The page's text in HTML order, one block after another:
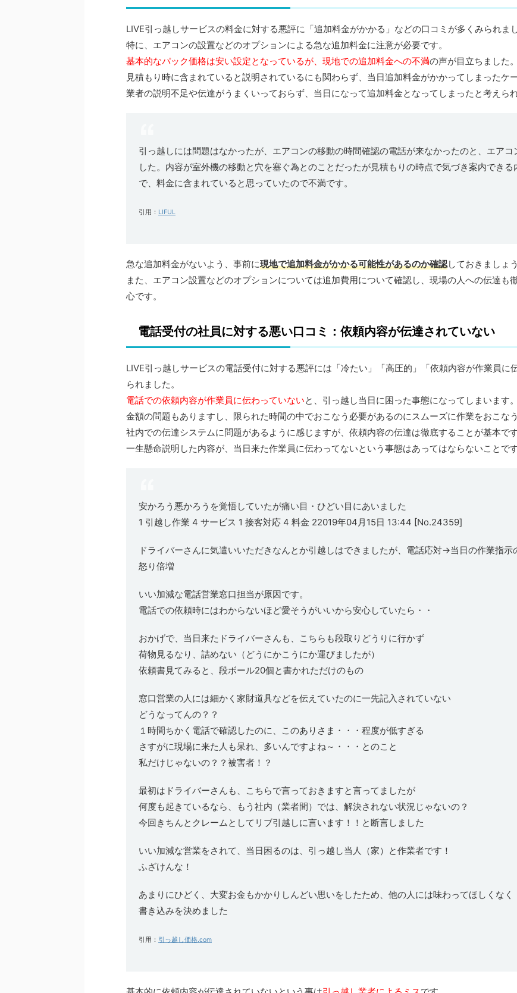
LIVE引っ越しサービスの料金に対する悪評に「追加料金がかかる」などの口コミが多くみられまし
特に、エアコンの設置などのオプションによる急な追加料金に注意が必要です。
基本的なパック価格は安い設定となっているが、現地での追加料金への不満の声が目立ちました。
見積もり時に含まれていると説明されているにも関わらず、当日追加料金がかかってしまったケ
業者の説明不足や伝達がうまくいっておらず、当日になって追加料金となってしまったと考えられ
引っ越しには問題はなかったが、エアコンの移動の時間確認の電話が来なかったのと、エア
した。内容が室外機の移動と穴を塞ぐ為とのことだったが見積もりの時点で気づき案内でき
で、料金に含まれていると思っていたので不満です。
引用： LIFUL
急な追加料金がないよう、事前に現地で追加料金がかかる可能性があるのか確認しておきましょう
また、エアコン設置などのオプションについては追加費用について確認し、現場の人への伝達も
心です。
電話受付の社員に対する悪い口コミ：依頼内容が伝達されていない
LIVE引っ越しサービスの電話受付に対する悪評には「冷たい」「高圧的」「依頼内容が作業員に
られました。
電話での依頼内容が作業員に伝わっていないと、引っ越し当日に困った事態になってしまいます。
金額の問題もありますし、限られた時間の中でおこなう必要があるのにスムーズに作業をおこな
社内での伝達システムに問題があるように感じますが、依頼内容の伝達は徹底することが基本です
一生懸命説明した内容が、当日来た作業員に伝わってないという事態はあってはならないことです
安かろう悪かろうを覚悟していたが痛い目・ひどい目にあいました
1 引越し作業 4 サービス 1 接客対応 4 料金 22019年04月15日 13:44 [No.24359]
ドライバーさんに気遣いいただきなんとか引越しはできましたが、電話応対→当日の作業指示
怒り倍増
いい加減な電話営業窓口担当が原因です。
電話での依頼時にはわからないほど愛そうがいいから安心していたら・・
おかげで、当日来たドライバーさんも、こちらも段取りどうりに行かず
荷物見るなり、詰めない（どうにかこうにか運びましたが）
依頼書見てみると、段ボール20個と書かれただけのもの
窓口営業の人には細かく家財道具などを伝えていたのに一先記入されていない
どうなってんの？？
１時間ちかく電話で確認したのに、このありさま・・・程度が低すぎる
さすがに現場に来た人も呆れ、多いんですよね～・・・とのこと
私だけじゃないの？？被害者！？
最初はドライバーさんも、こちらで言っておきますと言ってましたが
何度も起きているなら、もう社内（業者間）では、解決されない状況じゃないの？
今回きちんとクレームとしてリブ引越しに言います！！と断言しました
いい加減な営業をされて、当日困るのは、引っ越し当人（家）と作業者です！
ふざけんな！
あまりにひどく、大変お金もかかりしんどい思いをしたため、他の人には味わってほしくなく
書き込みを決めました
引用： 引っ越し価格.com